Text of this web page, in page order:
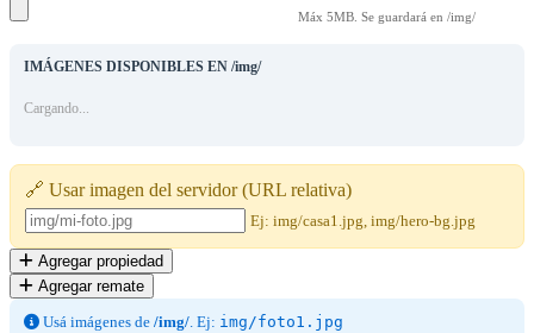
Máx 5MB. Se guardará en /img/
IMÁGENES DISPONIBLES EN /img/
Cargando...
🔗 Usar imagen del servidor (URL relativa)
Ej: img/casa1.jpg, img/hero-bg.jpg
Agregar propiedad
Agregar remate
Usá imágenes de /img/. Ej: img/foto1.jpg